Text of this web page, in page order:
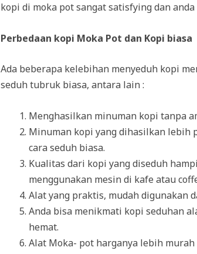
kopi di moka pot sangat satisfying dan
Perbedaan kopi Moka Pot dan Kopi biasa
Ada beberapa kelebihan menyeduh kopi
seduh tubruk biasa, antara lain :
Menghasilkan minuman kopi tanpa
Minuman kopi yang dihasilkan lebih
cara seduh biasa.
Kualitas dari kopi yang diseduh
menggunakan mesin di kafe atau
Alat yang praktis, mudah digunakan
Anda bisa menikmati kopi seduhan
hemat.
Alat Moka- pot harganya lebih